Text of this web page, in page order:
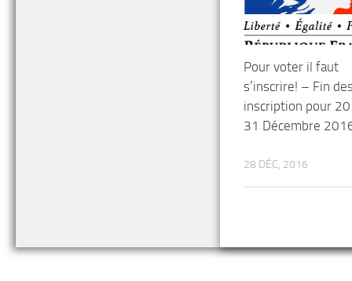
Pour voter il faut
s’inscrire! – Fin
inscription pour
31 Décembre
28 DÉC, 2016